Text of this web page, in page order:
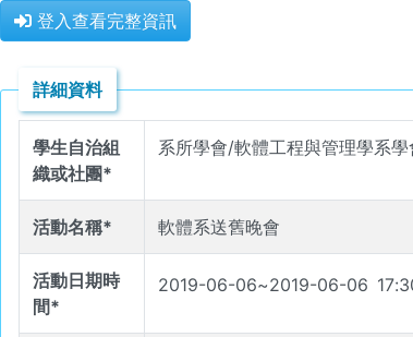
登入查看完整資訊
詳細資料
學生自治組
織或社團*
系所學會/軟體工程與管理學系學
活動名稱* 軟體系送舊晚會
活動日期時
間*
2019-06-06~2019-06-06 17: